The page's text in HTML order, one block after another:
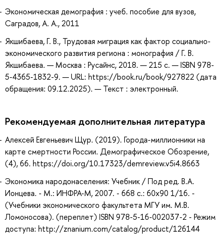
Экономическая демография : учеб. пособие для вузов,
Саградов, А. А., 2011
Якшибаева, Г. В., Трудовая миграция как фактор социально-
экономического развития региона : монография / Г. В.
Якшибаева. — Москва : Русайнс, 2018. — 215 с. — ISBN 978-
5-4365-1832-9. — URL: https://book.ru/book/927822 (дата
обращения: 09.12.2025). — Текст : электронный.
Рекомендуемая дополнительная литература
Алексей Евгеньевич Щур. (2019). Города-миллионники на
карте смертности России. Демографическое Обозрение,
(4), 66. https://doi.org/10.17323/demreview.v5i4.8663
Экономика народонаселения: Учебник / Под ред. В.А.
Ионцева. - М.: ИНФРА-М, 2007. - 668 с.: 60x90 1/16. -
(Учебники экономического факультета МГУ им. М.В.
Ломоносова). (переплет) ISBN 978-5-16-002037-2 - Режим
доступа: http://znanium.com/catalog/product/126144